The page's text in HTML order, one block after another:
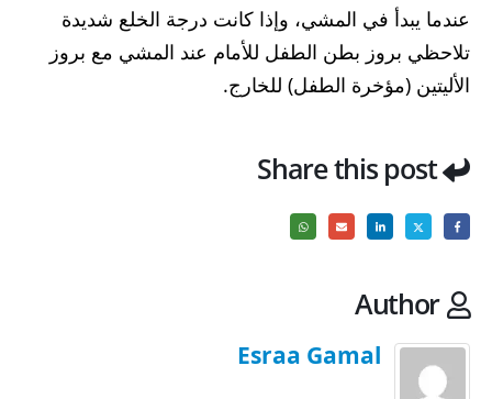
عندما يبدأ في المشي، وإذا كانت درجة الخلع شديدة
تلاحظي بروز بطن الطفل للأمام عند المشي مع بروز
الأليتين (مؤخرة الطفل) للخارج.
Share this post
Author
Esraa Gamal